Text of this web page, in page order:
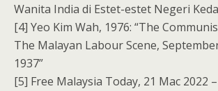
Wanita India di Estet-estet Negeri
[4] Yeo Kim Wah, 1976: “The
The Malayan Labour Scene,
1937”
[5] Free Malaysia Today, 21 Mac 2022 –